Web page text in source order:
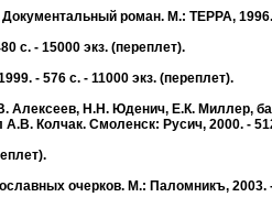
роман. М.: ТЕРРА, 1996.
с. - 15000 экз. (переплет).
- 576 с. - 11000 экз. (переплет).
Алексеев, Н.Н. Юденич, Е.К. Миллер,
Колчак. Смоленск: Русич, 2000. -
очерков. М.: Паломникъ, 2003.